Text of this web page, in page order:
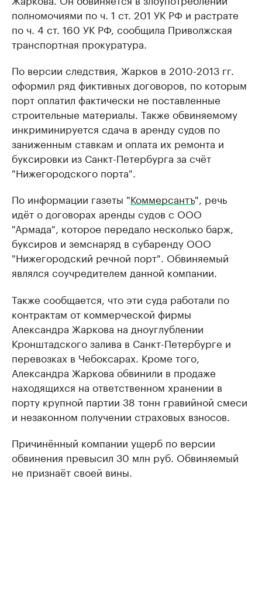
полномочиями по ч. 1 ст. 201 УК РФ и растрате
по ч. 4 ст. 160 УК РФ, сообщила Приволжская
транспортная прокуратура.
По версии следствия, Жарков в 2010-2013 гг.
оформил ряд фиктивных договоров, по которым
порт оплатил фактически не поставленные
строительные материалы. Также обвиняемому
инкриминируется сдача в аренду судов по
заниженным ставкам и оплата их ремонта и
буксировки из Санкт-Петербурга за счёт
"Нижегородского порта".
По информации газеты "Коммерсантъ", речь
идёт о договорах аренды судов с ООО
"Армада", которое передало несколько барж,
буксиров и земснаряд в субаренду ООО
"Нижегородский речной порт". Обвиняемый
являлся соучредителем данной компании.
Также сообщается, что эти суда работали по
контрактам от коммерческой фирмы
Александра Жаркова на дноуглублении
Кронштадского залива в Санкт-Петербурге и
перевозках в Чебоксарах. Кроме того,
Александра Жаркова обвинили в продаже
находящихся на ответственном хранении в
порту крупной партии 38 тонн гравийной смеси
и незаконном получении страховых взносов.
Причинённый компании ущерб по версии
обвинения превысил 30 млн руб. Обвиняемый
не признаёт своей вины.